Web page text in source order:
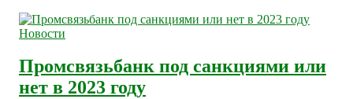
Новости
Промсвязьбанк под санкциями или
нет в 2023 году